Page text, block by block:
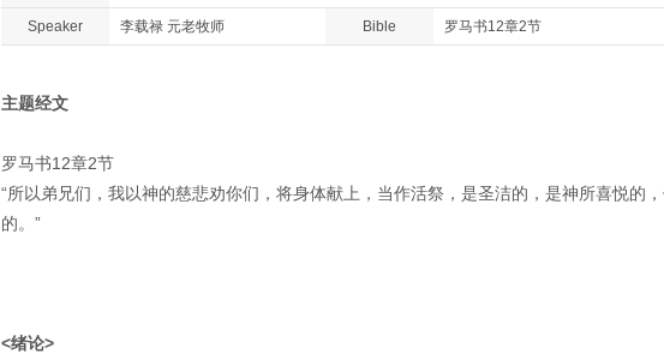
Speaker 李载禄 元老牧师 Bible 罗马书12章2节
主题经文
罗马书12章2节
“所以弟兄们，我以神的慈悲劝你们，将身体献上，当作活祭，是圣洁的，是神所喜悦的
的。”
<绪论>